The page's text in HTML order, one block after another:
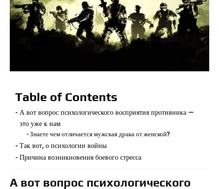
Table of Contents
А вот вопрос психологического восприятия противника —
это уже к нам
Знаете чем отличается мужская драка от женской?
Так вот, о психологии войны
Причина возникновения боевого стресса
А вот вопрос психологического